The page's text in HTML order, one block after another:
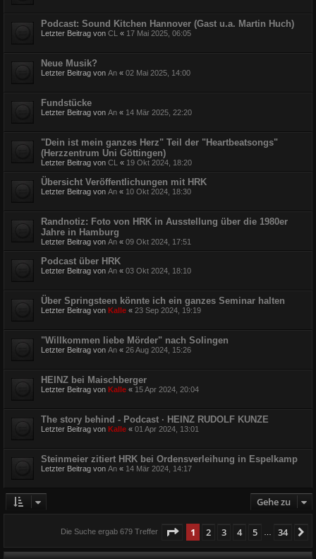
Podcast: Sound Kitchen Hannover (Gast u.a. Martin Huch)
Letzter Beitrag von CL « 17 Mai 2025, 06:05
Neue Musik?
Letzter Beitrag von An « 02 Mai 2025, 14:00
Fundstücke
Letzter Beitrag von An « 14 Mär 2025, 22:20
"Dein ist mein ganzes Herz" Teil der "Heartbeatsongs"
(Herzzentrum Uni Göttingen)
Letzter Beitrag von CL « 19 Okt 2024, 18:20
Übersicht Veröffentlichungen mit HRK
Letzter Beitrag von An « 10 Okt 2024, 18:30
Randnotiz: Foto von HRK in Ausstellung über die 1980er
Jahre in Hamburg
Letzter Beitrag von An « 09 Okt 2024, 17:51
Podcast über HRK
Letzter Beitrag von An « 03 Okt 2024, 18:10
Über Springsteen könnte ich ein ganzes Seminar halten
Letzter Beitrag von Kalle « 23 Sep 2024, 19:19
"Willkommen liebe Mörder" nach Solingen
Letzter Beitrag von An « 26 Aug 2024, 15:26
HEINZ bei Maischberger
Letzter Beitrag von Kalle « 15 Apr 2024, 20:04
The story behind - Podcast · HEINZ RUDOLF KUNZE
Letzter Beitrag von Kalle « 01 Apr 2024, 13:01
Steinmeier zitiert HRK bei Ordensverleihung in Espelkamp
Letzter Beitrag von An « 14 Mär 2024, 14:17
Gehe zu
Die Suche ergab 679 Treffer Seite 1von 34
1 2 3 4 5 34